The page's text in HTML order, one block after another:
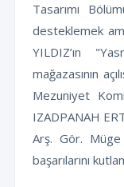
Tasarımı
desteklemek
YILDIZ’ın
mağazasının
Mezuniyet
IZADPANAH
Arş. Gör. Müge
başarılarını